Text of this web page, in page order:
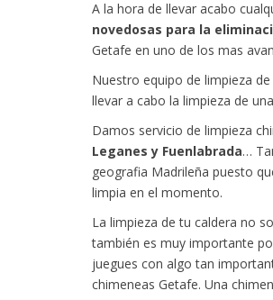
A la hora de llevar acabo
novedosas para la
Getafe en uno de los mas
Nuestro equipo de limpieza
llevar a cabo la limpieza de
Damos servicio de limpieza
Leganes y Fuenlabrada…
geografia Madrileña puesto
limpia en el momento.
La limpieza de tu caldera no
también es muy importante
juegues con algo tan
chimeneas Getafe. Una